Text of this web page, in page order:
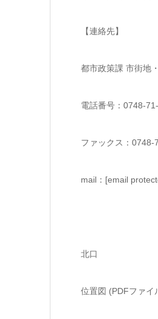
【連絡先】
都市政策課 市街地
電話番号：0748-
ファックス：0748-
mail：[email
北口
位置図 (PDFファイ